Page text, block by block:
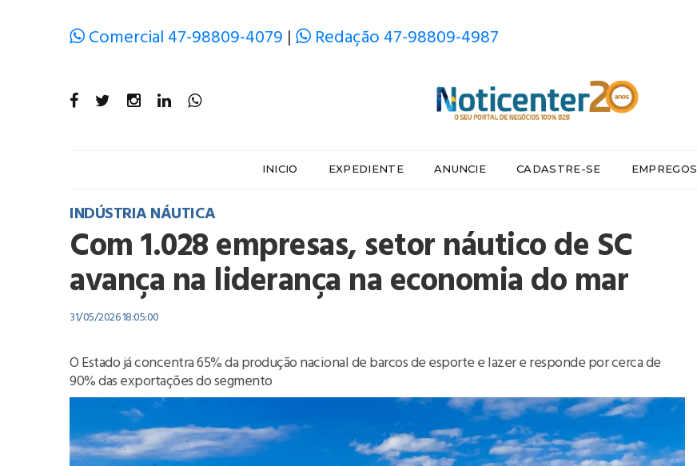
Comercial 47-98809-4079 | Redação 47-98809-4987
INICIO EXPEDIENTE ANUNCIE CADASTRE-SE EMPREGOS
INDÚSTRIA NÁUTICA
Com 1.028 empresas, setor náutico de SC
avança na liderança na economia do mar
31/05/2026 18:05:00
O Estado já concentra 65% da produção nacional de barcos de esporte e lazer e responde por cerca de
90% das exportações do segmento